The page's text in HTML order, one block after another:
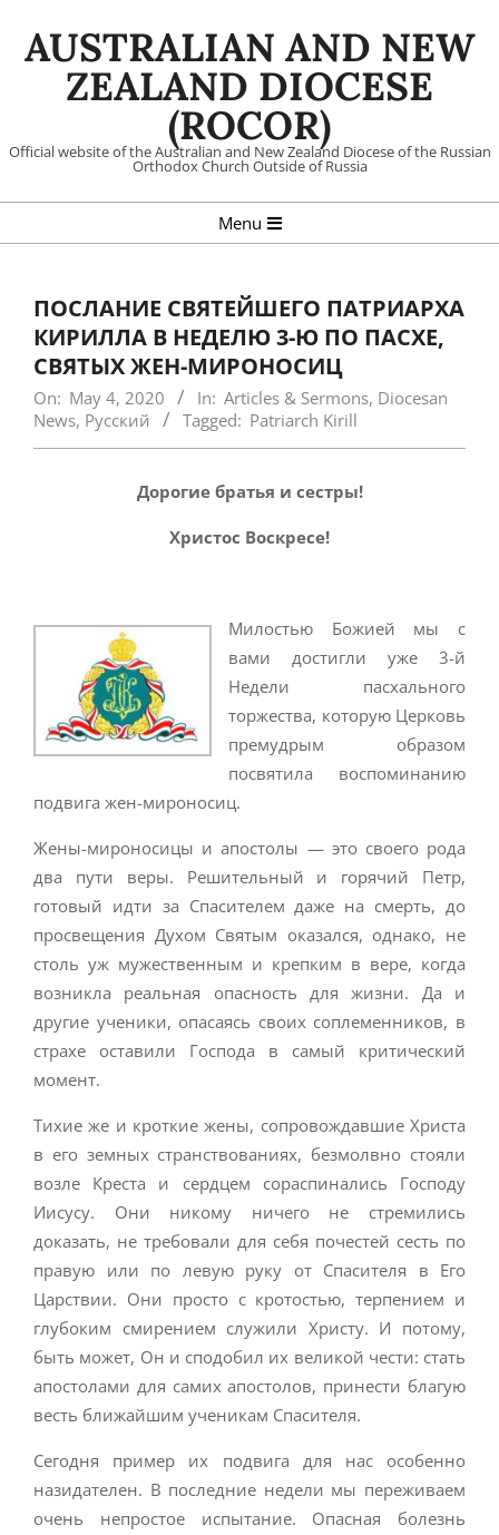
AUSTRALIAN AND NEW
ZEALAND DIOCESE
(ROCOR)
Official website of the Australian and New Zealand Diocese of the Russian
Orthodox Church Outside of Russia
Navigation
Menu
ПОСЛАНИЕ СВЯТЕЙШЕГО ПАТРИАРХА
КИРИЛЛА В НЕДЕЛЮ 3-Ю ПО ПАСХЕ,
СВЯТЫХ ЖЕН-МИРОНОСИЦ
On: May 4, 2020 In: Articles & Sermons, Diocesan
News, Русский Tagged: Patriarch Kirill
Дорогие братья и сестры!
Христос Воскресе!
Милостью Божией мы с
вами достигли уже 3-й
Недели пасхального
торжества, которую Церковь
премудрым образом
посвятила воспоминанию
подвига жен-мироносиц.
Жены-мироносицы и апостолы — это своего рода
два пути веры. Решительный и горячий Петр,
готовый идти за Спасителем даже на смерть, до
просвещения Духом Святым оказался, однако, не
столь уж мужественным и крепким в вере, когда
возникла реальная опасность для жизни. Да и
другие ученики, опасаясь своих соплеменников, в
страхе оставили Господа в самый критический
момент.
Тихие же и кроткие жены, сопровождавшие Христа
в его земных странствованиях, безмолвно стояли
возле Креста и сердцем сораспинались Господу
Иисусу. Они никому ничего не стремились
доказать, не требовали для себя почестей сесть по
правую или по левую руку от Спасителя в Его
Царствии. Они просто с кротостью, терпением и
глубоким смирением служили Христу. И потому,
быть может, Он и сподобил их великой чести: стать
апостолами для самих апостолов, принести благую
весть ближайшим ученикам Спасителя.
Сегодня пример их подвига для нас особенно
назидателен. В последние недели мы переживаем
очень непростое испытание. Опасная болезнь